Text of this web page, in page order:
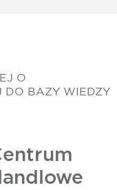
O
DO BAZY WIEDZY